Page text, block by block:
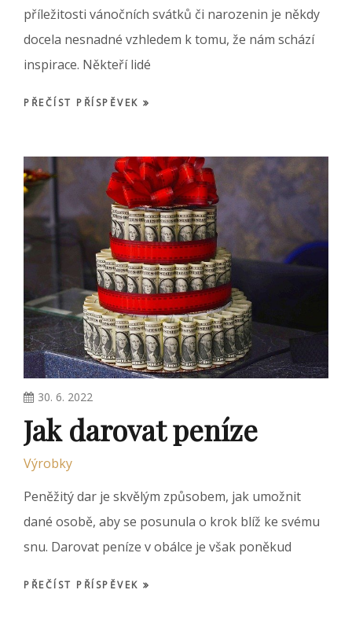
příležitosti vánočních svátků či narozenin je někdy
docela nesnadné vzhledem k tomu, že nám schází
inspirace. Někteří lidé
PŘEČÍST PŘÍSPĚVEK
30. 6. 2022
Jak darovat peníze
Výrobky
Peněžitý dar je skvělým způsobem, jak umožnit
dané osobě, aby se posunula o krok blíž ke svému
snu. Darovat peníze v obálce je však poněkud
PŘEČÍST PŘÍSPĚVEK